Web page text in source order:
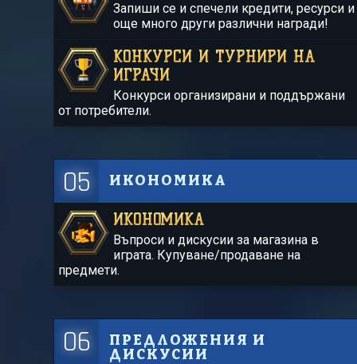
Запиши се и спечели кредити, ресурси и
още много други различни награди!
КОНКУРСИ И ТУРНИРИ НА
ИГРАЧИ
Конкурси организирани и поддържани
от потребители.
05 ИКОНОМИКА
ИКОНОМИКА
Въпроси и дискусии за магазина в
играта. Купуване/продаване на
предмети.
06
ПРЕДЛОЖЕНИЯ И
ДИСКУСИИ